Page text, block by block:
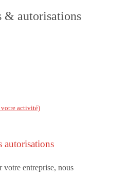
& autorisations
votre activité)
autorisations
votre entreprise, nous